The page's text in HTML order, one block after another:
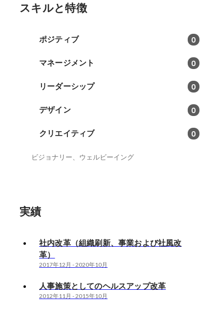
スキルと特徴
ポジティブ 0
マネージメント 0
リーダーシップ 0
デザイン 0
クリエイティブ 0
ビジョナリー、ウェルビーイング
実績
社内改革（組織刷新、事業および社風改
革）
2017年12月 -2020年10月
人事施策としてのヘルスアップ改革
2012年11月 -2015年10月